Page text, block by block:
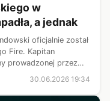
w
a jednak
oficjalnie został
Fire. Kapitan
prowadzonej przez
30.06.2026 19:34